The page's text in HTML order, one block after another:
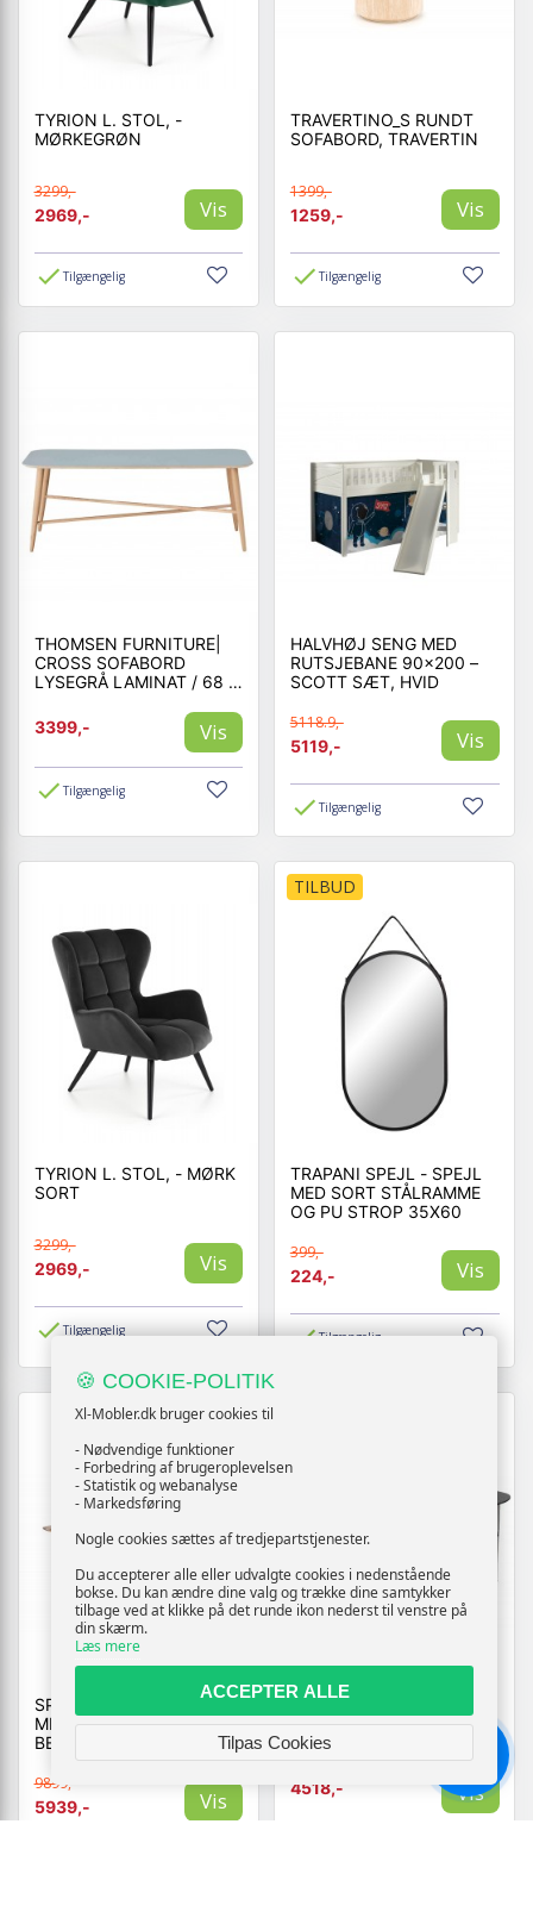
TYRION L. STOL, -
MØRKEGRØN
3299,-
2969,-
Vis
Tilgængelig
TRAVERTINO_S RUNDT
SOFABORD, TRAVERTIN
1399,-
1259,-
Vis
Tilgængelig
THOMSEN FURNITURE|
CROSS SOFABORD
LYSEGRÅ LAMINAT / 68 X
3399,-
Vis
Tilgængelig
HALVHØJ SENG MED
RUTSJEBANE 90×200 –
SCOTT SÆT, HVID
5118.9,-
5119,-
Vis
Tilgængelig
TYRION L. STOL, - MØRK
SORT
3299,-
2969,-
Vis
Tilgængelig
TILBUD
TRAPANI SPEJL - SPEJL
MED SORT STÅLRAMME
OG PU STROP 35X60
399,-
224,-
Vis
Tilgængelig
SPISEBORDSSÆT ISOLDE
MED TVIST STOLE -
BEIGE OG NATUR
9899,-
5939,-
Vis
THOMSEN FURNITURE|
KATRINE -
SOFABORDSSÆT
MØRKEGRÅ STENLOOK /
BØRSTET STÅL
4518,- Vis
🍪 COOKIE-POLITIK
Xl-Mobler.dk bruger cookies til
- Nødvendige funktioner
- Forbedring af brugeroplevelsen
- Statistik og webanalyse
- Markedsføring
Nogle cookies sættes af tredjepartstjenester.
Du accepterer alle eller udvalgte cookies i nedenstående
bokse. Du kan ændre dine valg og trække dine samtykker
tilbage ved at klikke på det runde ikon nederst til venstre på
din skærm.
Læs mere
ACCEPTER ALLE
Tilpas Cookies